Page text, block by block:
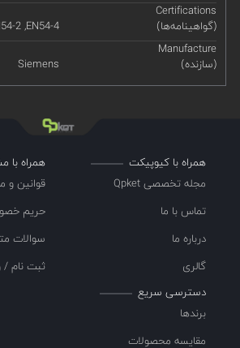
Certifications
(گواهینامه‌ها)
2 ,EN54-4
Manufacture
(سازنده)
Siemens
همراه با کیوپیکت
مجله تخصصی Qpket
تماس با ما
درباره ما
گالری
همراه با
قوانین و
حریم
سوالات
ثبت نام /
دسترسی سریع
برندها
مقایسه محصولات